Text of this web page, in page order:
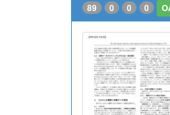
89 0 0 0